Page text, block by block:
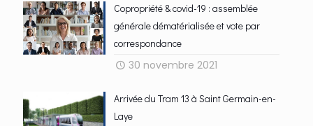
Copropriété & covid-19 : assemblée
générale dématérialisée et vote par
correspondance
30 novembre 2021
Arrivée du Tram 13 à Saint Germain-en-
Laye